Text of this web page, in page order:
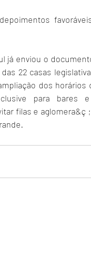
já enviou o
22 casas
dos horários
para bares
filas e aglomera&ç